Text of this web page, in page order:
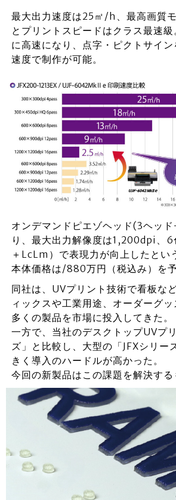
最大出力速度は25㎡/h、最高画質
とプリントスピードはクラス最速
に高速になり、点字・ピクトサイ
速度で制作が可能。
オンデマンドピエゾヘッド(3ヘッ
り、最大出力解像度は1,200dpi、6
＋LcLm）で表現力が向上したとい
本体価格は/880万円（税込み）を予
同社は、UVプリント技術で看板な
ィックスや工業用途、オーダーグ
多くの製品を市場に投入してきた。
一方で、当社のデスクトップUVプ
ズ」と比較し、大型の「JFXシリー
きく導入のハードルが高かった。
今回の新製品はこの課題を解決する